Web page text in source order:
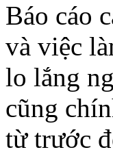
Báo cáo
và việc
lo lắng
cũng
từ ​​trước